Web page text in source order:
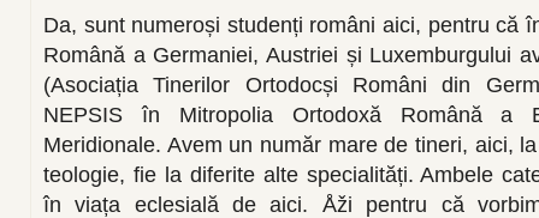
Da, sunt numeroși studenți români aici, pentru că
Română a Germaniei, Austriei și Luxemburgului
(Asociația Tinerilor Ortodocși Români din
NEPSIS în Mitropolia Ortodoxă Română a
Meridionale. Avem un număr mare de tineri, aici,
teologie, fie la diferite alte specialități. Ambele
în viața eclesială de aici. Åži pentru că